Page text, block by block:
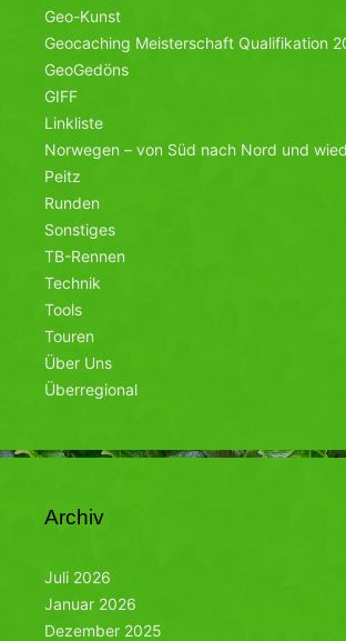
Geo-Kunst
Geocaching Meisterschaft Qualifikation
GeoGedöns
GIFF
Linkliste
Norwegen – von Süd nach Nord und
Peitz
Runden
Sonstiges
TB-Rennen
Technik
Tools
Touren
Über Uns
Überregional
Archiv
Juli 2026
Januar 2026
Dezember 2025